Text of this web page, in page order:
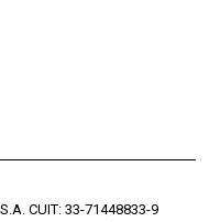
CUIT: 33-71448833-9